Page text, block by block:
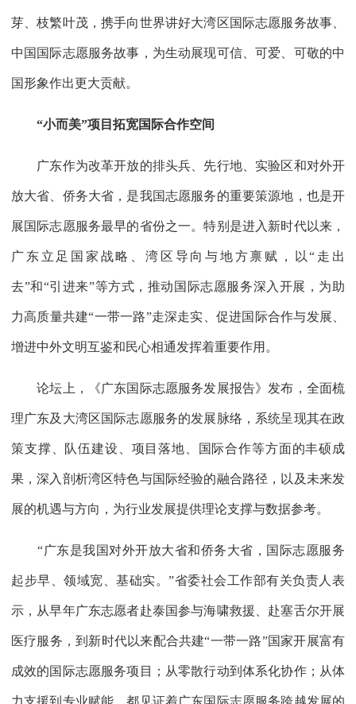
芽、枝繁叶茂，携手向世界讲好大湾区国际志愿服务故事、
中国国际志愿服务故事，为生动展现可信、可爱、可敬的中
国形象作出更大贡献。
“小而美”项目拓宽国际合作空间
广东作为改革开放的排头兵、先行地、实验区和对外开
放大省、侨务大省，是我国志愿服务的重要策源地，也是开
展国际志愿服务最早的省份之一。特别是进入新时代以来，
广东立足国家战略、湾区导向与地方禀赋，以“走出
去”和“引进来”等方式，推动国际志愿服务深入开展，为助
力高质量共建“一带一路”走深走实、促进国际合作与发展、
增进中外文明互鉴和民心相通发挥着重要作用。
论坛上，《广东国际志愿服务发展报告》发布，全面梳
理广东及大湾区国际志愿服务的发展脉络，系统呈现其在政
策支撑、队伍建设、项目落地、国际合作等方面的丰硕成
果，深入剖析湾区特色与国际经验的融合路径，以及未来发
展的机遇与方向，为行业发展提供理论支撑与数据参考。
“广东是我国对外开放大省和侨务大省，国际志愿服务
起步早、领域宽、基础实。”省委社会工作部有关负责人表
示，从早年广东志愿者赴泰国参与海啸救援、赴塞舌尔开展
医疗服务，到新时代以来配合共建“一带一路”国家开展富有
成效的国际志愿服务项目；从零散行动到体系化协作；从体
力支援到专业赋能，都见证着广东国际志愿服务跨越发展的